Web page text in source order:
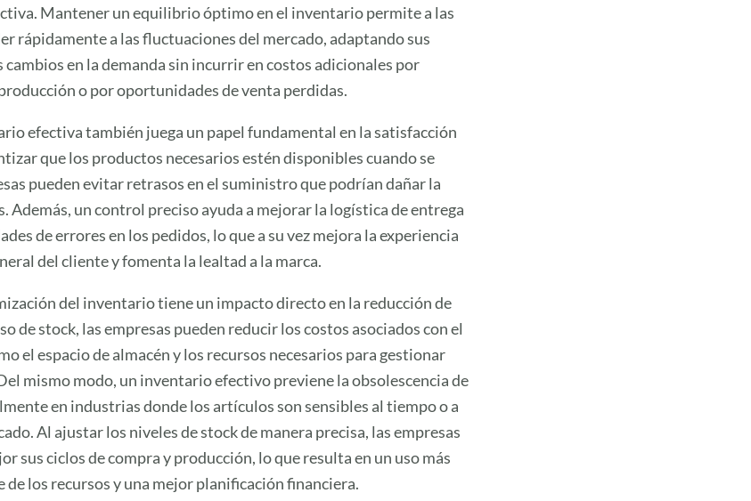
Mantener un equilibrio óptimo en el inventario permite a las
rápidamente a las fluctuaciones del mercado, adaptando sus
cambios en la demanda sin incurrir en costos adicionales por
o por oportunidades de venta perdidas.
efectiva también juega un papel fundamental en la satisfacción
que los productos necesarios estén disponibles cuando se
pueden evitar retrasos en el suministro que podrían dañar la
Además, un control preciso ayuda a mejorar la logística de entrega
de errores en los pedidos, lo que a su vez mejora la experiencia
del cliente y fomenta la lealtad a la marca.
del inventario tiene un impacto directo en la reducción de
de stock, las empresas pueden reducir los costos asociados con el
el espacio de almacén y los recursos necesarios para gestionar
mismo modo, un inventario efectivo previene la obsolescencia de
en industrias donde los artículos son sensibles al tiempo o a
Al ajustar los niveles de stock de manera precisa, las empresas
sus ciclos de compra y producción, lo que resulta en un uso más
de los recursos y una mejor planificación financiera.